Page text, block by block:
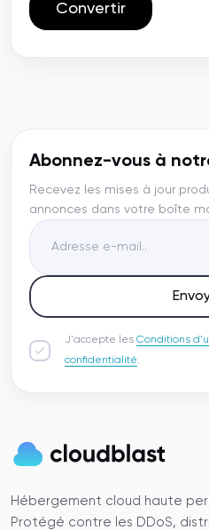
Convertir
Abonnez-vous à
Recevez les mises à jour
annonces dans votre boîte
J'accepte les Conditions
confidentialité.
Hébergement cloud haute
Protégé contre les DDoS,